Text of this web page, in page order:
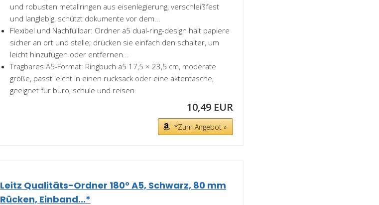
und robusten metallringen aus eisenlegierung, verschleißfest
und langlebig, schützt dokumente vor dem...
Flexibel und Nachfüllbar: Ordner a5 dual-ring-design hält papiere
sicher an ort und stelle; drücken sie einfach den schalter, um
leicht hinzufügen oder entfernen...
Tragbares A5-Format: Ringbuch a5 17,5 × 23,5 cm, moderate
größe, passt leicht in einen rucksack oder eine aktentasche,
geeignet für büro, schule und reisen.
10,49 EUR
*Zum Angebot »
Leitz Qualitäts-Ordner 180° A5, Schwarz, 80 mm
Rücken, Einband...*